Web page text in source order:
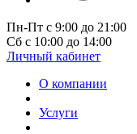
Пн-Пт с 9:00 до 21:00
Сб с 10:00 до 14:00
Личный кабинет
О компании
Услуги